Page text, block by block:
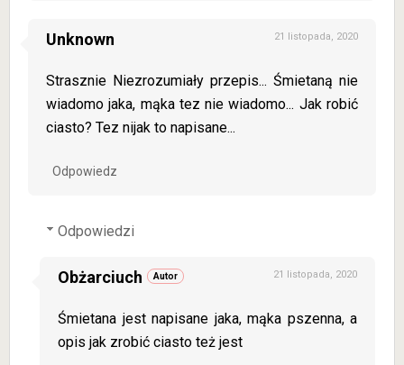
Unknown 21 listopada, 2020
Strasznie Niezrozumiały przepis... Śmietaną nie
wiadomo jaka, mąka tez nie wiadomo... Jak robić
ciasto? Tez nijak to napisane...
Odpowiedz
Odpowiedzi
Obżarciuch 21 listopada, 2020
Śmietana jest napisane jaka, mąka pszenna, a
opis jak zrobić ciasto też jest